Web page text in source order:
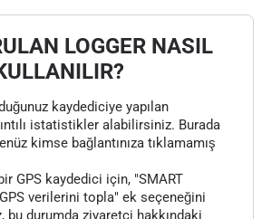
LOGGER NASIL
kaydediciye yapılan
istatistikler alabilirsiniz. Burada
kimse bağlantınıza tıklamamış
GPS kaydedici için, "SMART
verilerini topla" ek seçeneğini
durumda ziyaretçi hakkındaki